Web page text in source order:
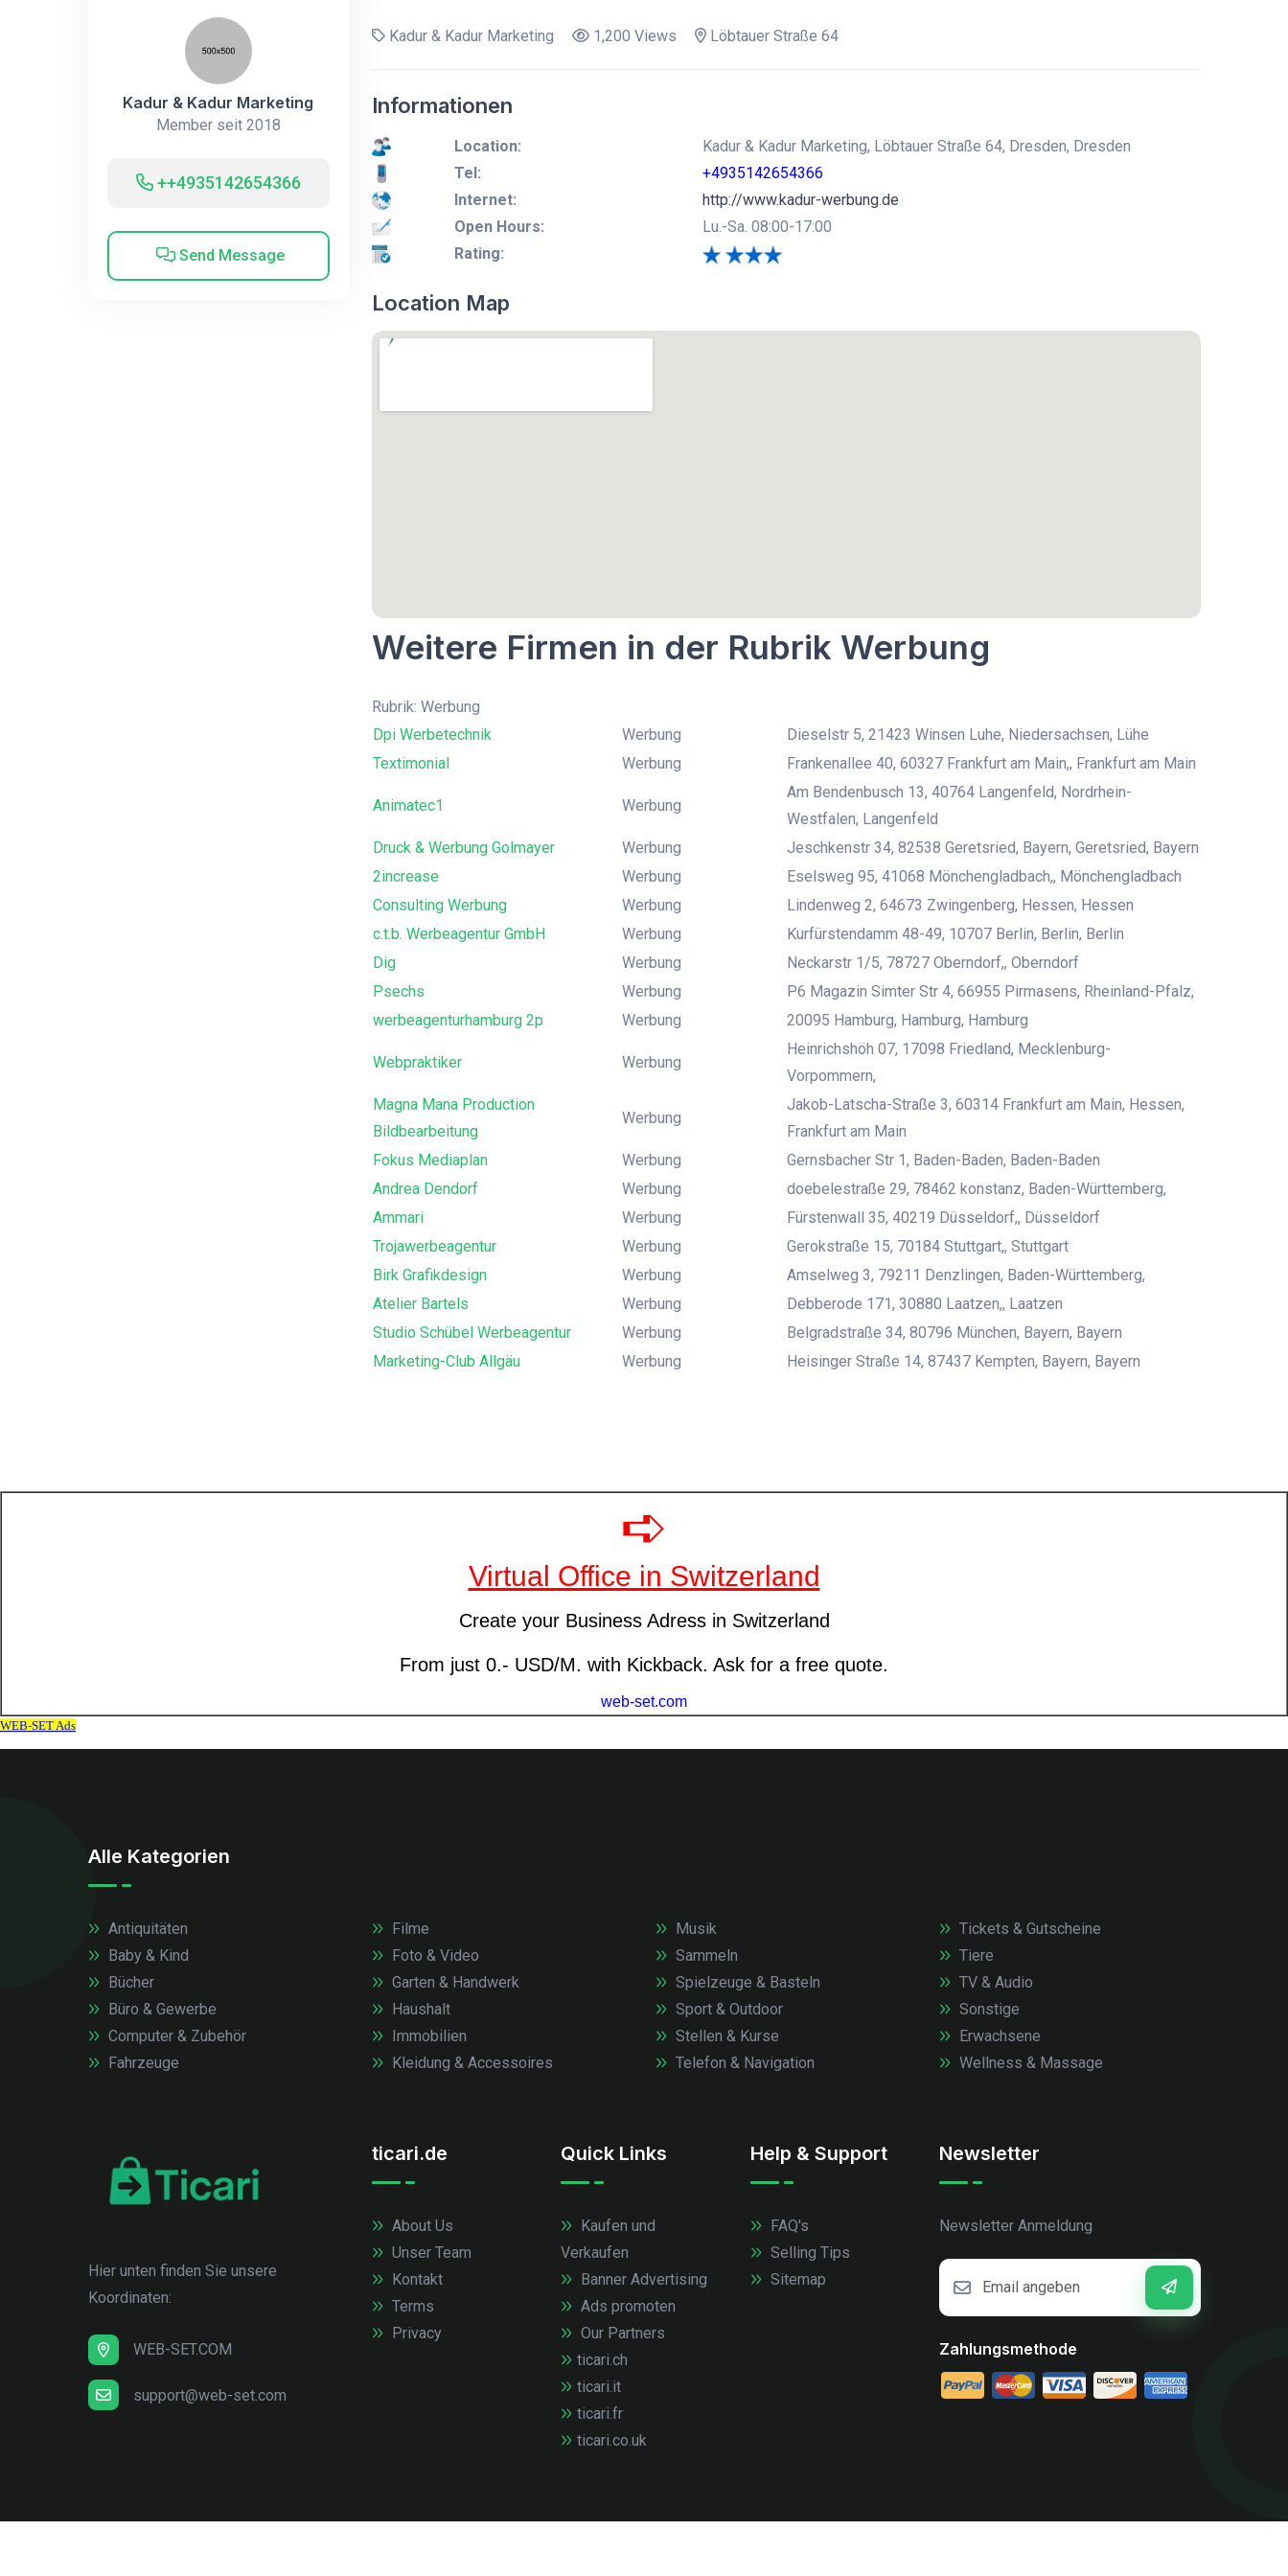
Kadur & Kadur Marketing
Member seit 2018
++4935142654366
Send Message
Kadur & Kadur Marketing 1,200 Views Löbtauer Straße 64
Informationen
Location:
Kadur & Kadur Marketing, Löbtauer Straße 64, Dresden, Dresden
Tel:
+4935142654366
Internet:
http://www.kadur-werbung.de
Open Hours:
Lu.-Sa. 08:00-17:00
Rating:
Location Map
Weitere Firmen in der Rubrik Werbung
Rubrik: Werbung
Dpi Werbetechnik
Werbung
Dieselstr 5, 21423 Winsen Luhe, Niedersachsen, Lühe
Textimonial
Werbung Frankenallee 40, 60327 Frankfurt am Main,, Frankfurt am Main
Animatec1 Werbung
Am Bendenbusch 13, 40764 Langenfeld, Nordrhein-
Westfalen, Langenfeld
Druck & Werbung Golmayer
Werbung
Jeschkenstr 34, 82538 Geretsried, Bayern, Geretsried, Bayern
2increase
Werbung
Eselsweg 95, 41068 Mönchengladbach,, Mönchengladbach
Consulting Werbung
Werbung
Lindenweg 2, 64673 Zwingenberg, Hessen, Hessen
c.t.b. Werbeagentur GmbH
Werbung
Kurfürstendamm 48-49, 10707 Berlin, Berlin, Berlin
Dig
Werbung
Neckarstr 1/5, 78727 Oberndorf,, Oberndorf
Psechs
Werbung
P6 Magazin Simter Str 4, 66955 Pirmasens, Rheinland-Pfalz,
werbeagenturhamburg 2p
Werbung 20095 Hamburg, Hamburg, Hamburg
Webpraktiker Werbung
Heinrichshöh 07, 17098 Friedland, Mecklenburg-
Vorpommern,
Magna Mana Production
Bildbearbeitung
Werbung
Jakob-Latscha-Straße 3, 60314 Frankfurt am Main, Hessen,
Frankfurt am Main
Fokus Mediaplan
Werbung
Gernsbacher Str 1, Baden-Baden, Baden-Baden
Andrea Dendorf
Werbung
doebelestraße 29, 78462 konstanz, Baden-Württemberg,
Ammari
Werbung
Fürstenwall 35, 40219 Düsseldorf,, Düsseldorf
Trojawerbeagentur
Werbung
Gerokstraße 15, 70184 Stuttgart,, Stuttgart
Birk Grafikdesign
Werbung
Amselweg 3, 79211 Denzlingen, Baden-Württemberg,
Atelier Bartels
Werbung
Debberode 171, 30880 Laatzen,, Laatzen
Studio Schübel Werbeagentur
Werbung
Belgradstraße 34, 80796 München, Bayern, Bayern
Marketing-Club Allgäu
Werbung Heisinger Straße 14, 87437 Kempten, Bayern, Bayern
Alle Kategorien
Antiquitäten
Baby & Kind
Bücher
Büro & Gewerbe
Computer & Zubehör
Fahrzeuge
Filme
Foto & Video
Garten & Handwerk
Haushalt
Immobilien
Kleidung & Accessoires
Musik
Sammeln
Spielzeuge & Basteln
Sport & Outdoor
Stellen & Kurse
Telefon & Navigation
Tickets & Gutscheine
Tiere
TV & Audio
Sonstige
Erwachsene
Wellness & Massage
Hier unten finden Sie unsere
Koordinaten:
WEB-SET.COM
support@web-set.com
ticari.de
About Us
Unser Team
Kontakt
Terms
Privacy
Quick Links
Kaufen und
Verkaufen
Banner Advertising
Ads promoten
Our Partners
ticari.ch
ticari.it
ticari.fr
ticari.co.uk
Help & Support
FAQ's
Selling Tips
Sitemap
Newsletter
Newsletter Anmeldung
Zahlungsmethode